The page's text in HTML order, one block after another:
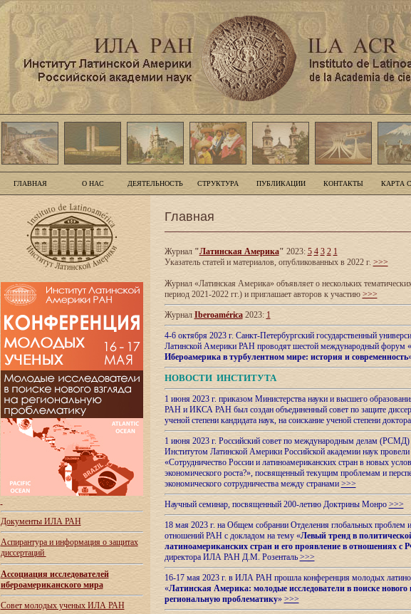
ГЛАВНАЯ О НАС ДЕЯТЕЛЬНОСТЬ СТРУКТУРА ПУБЛИКАЦИИ КОНТАКТЫ КАРТА
Документы ИЛА РАН
Аспирантура и информация о защитах
диссертаций
Ассоциация исследователей
ибероамериканского мира
Совет молодых ученых ИЛА РАН
Главная
Журнал"Латинская Америка" 2023: 5 4 3 2 1
Указатель статей и материалов, опубликованных в 2022 г. >>>
Журнал «Латинская Америка» объявляет о нескольких
период 2021-2022 гг.) и приглашает авторов к участию >>>
Журнал Iberoamérica2023: 1
4-6 октября 2023 г. Санкт-Петербургский государственный
Латинской Америки РАН проводят шестой международный форум «
Ибероамерика в турбулентном мире: история и современность
НОВОСТИ ИНСТИТУТА
1 июня 2023 г. приказом Министерства науки и высшего
РАН и ИКСА РАН был создан объединенный совет по защите
ученой степени кандидата наук, на соискание ученой степени
1 июня 2023 г. Российский совет по международным делам (РСМД)
Институтом Латинской Америки Российской академии наук
«Сотрудничество России и латиноамериканских стран в новых
экономического роста?», посвященный текущим проблемам и
экономического сотрудничества между странами >>>
Научный семинар, посвященный 200-летию Доктрины Монро>>>
18 мая 2023 г. на Общем собрании Отделения глобальных проблем
отношений РАН с докладом на тему «Левый тренд в
латиноамериканских стран и его проявление в отношениях с
директора ИЛА РАН Д.М. Розенталь >>>
16-17 мая 2023 г. в ИЛА РАН прошла конференция молодых
«Латинская Америка: молодые исследователи в поиске нового
региональную проблематику» >>>